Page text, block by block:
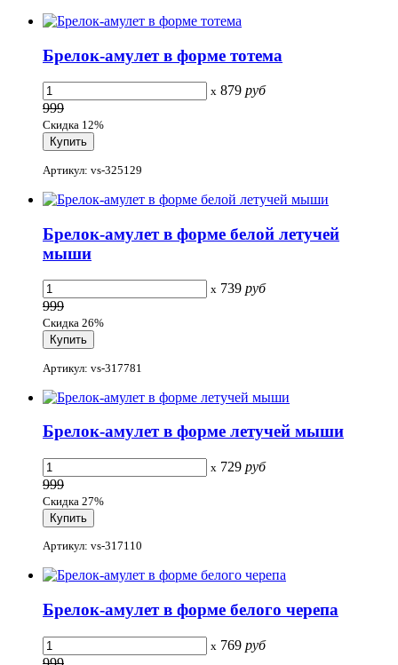
Брелок-амулет в форме тотема
x 879 руб
999
Скидка 12%
Артикул: vs-325129
Брелок-амулет в форме белой летучей
мыши
x 739 руб
999
Скидка 26%
Артикул: vs-317781
Брелок-амулет в форме летучей мыши
x 729 руб
999
Скидка 27%
Артикул: vs-317110
Брелок-амулет в форме белого черепа
x 769 руб